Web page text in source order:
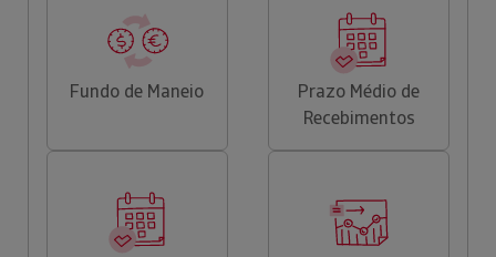
Fundo de Maneio
Prazo Médio de
Recebimentos